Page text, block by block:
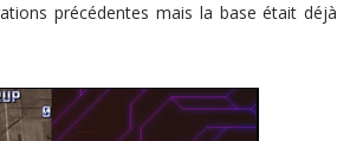
précédentes mais la base était déjà